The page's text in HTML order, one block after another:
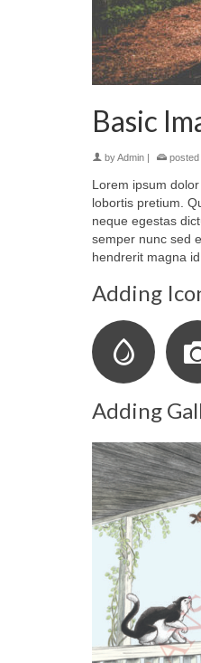
Basic
byAdmin | posted
Lorem ipsum
lobortis pretium.
neque egestas
semper nunc sed
hendrerit magna
Adding
Adding